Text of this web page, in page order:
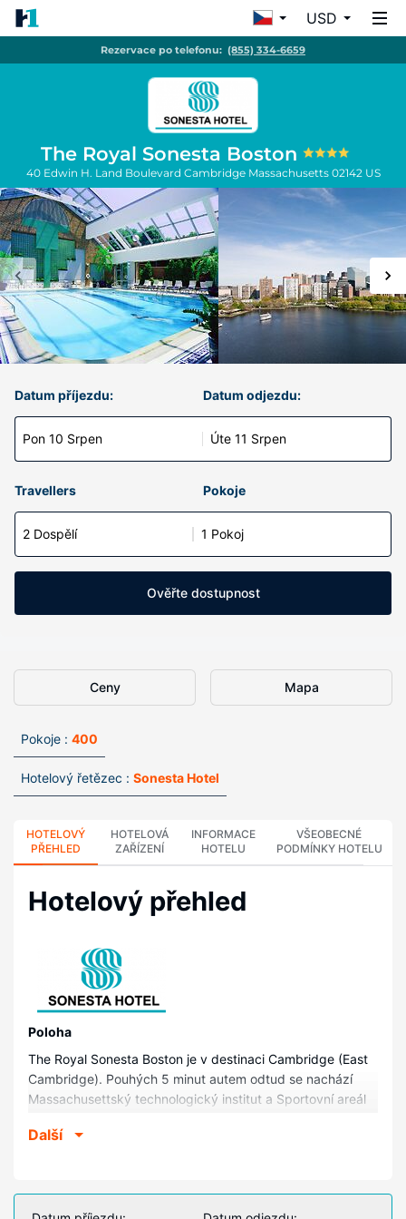
USD
Rezervace po telefonu: (855) 334-6659
The Royal Sonesta Boston
40 Edwin H. Land Boulevard Cambridge Massachusetts 02142 US
Datum příjezdu:
Pon 10 Srpen
Datum odjezdu:
Úte 11 Srpen
Travellers Pokoje
2 Dospělí 1 Pokoj
Ověřte dostupnost
Ceny Mapa
Pokoje : 400
Hotelový řetězec : Sonesta Hotel
HOTELOVÝ
PŘEHLED
HOTELOVÁ
ZAŘÍZENÍ
INFORMACE
HOTELU
VŠEOBECNÉ
PODMÍNKY HOTELU
Hotelový přehled
Poloha
The Royal Sonesta Boston je v destinaci Cambridge (East
Cambridge). Pouhých 5 minut autem odtud se nachází
Massachusettský technologický institut a Sportovní areál
se nachází 3,1 km od Obchodní středisko Faneuil Hall
V jednom z 400 klimatizovaných pokojů, k jejichž
Další